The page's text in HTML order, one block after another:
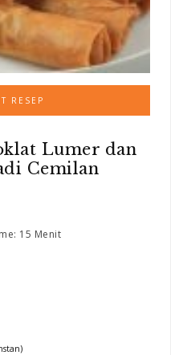
RESEP
Lumer dan
Cemilan
15 Menit